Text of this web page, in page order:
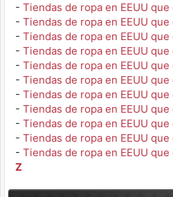
- Tiendas de ropa en EEUU
- Tiendas de ropa en EEUU
- Tiendas de ropa en EEUU
- Tiendas de ropa en EEUU
- Tiendas de ropa en EEUU
- Tiendas de ropa en EEUU
- Tiendas de ropa en EEUU
- Tiendas de ropa en EEUU
- Tiendas de ropa en EEUU
- Tiendas de ropa en EEUU
- Tiendas de ropa en EEUU
Z